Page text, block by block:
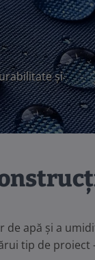
și
apă și a
tip de proiect